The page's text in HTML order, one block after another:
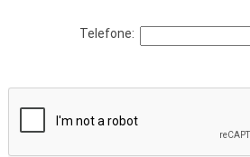
Telefone: